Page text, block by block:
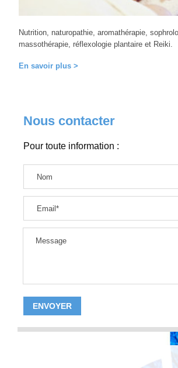
Nutrition, naturopathie, aromathérapie,
massothérapie, réflexologie plantaire et Reiki.
En savoir plus >
Nous contacter
Pour toute information :
ENVOYER